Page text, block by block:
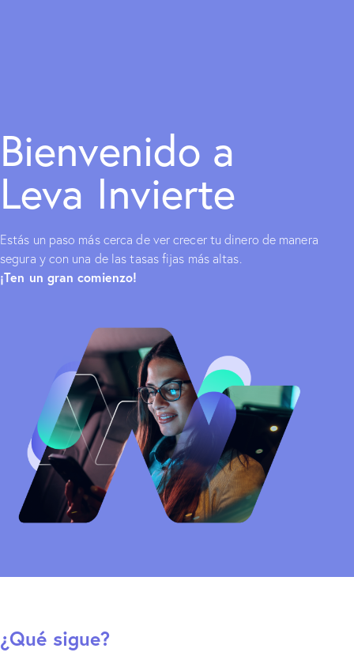
Bienvenido a
Leva Invierte
Estás un paso más cerca de ver crecer tu dinero de manera
segura y con una de las tasas fijas más altas.
¡Ten un gran comienzo!
¿Qué sigue?